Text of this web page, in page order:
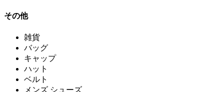
その他
雑貨
バッグ
キャップ
ハット
ベルト
メンズ シューズ